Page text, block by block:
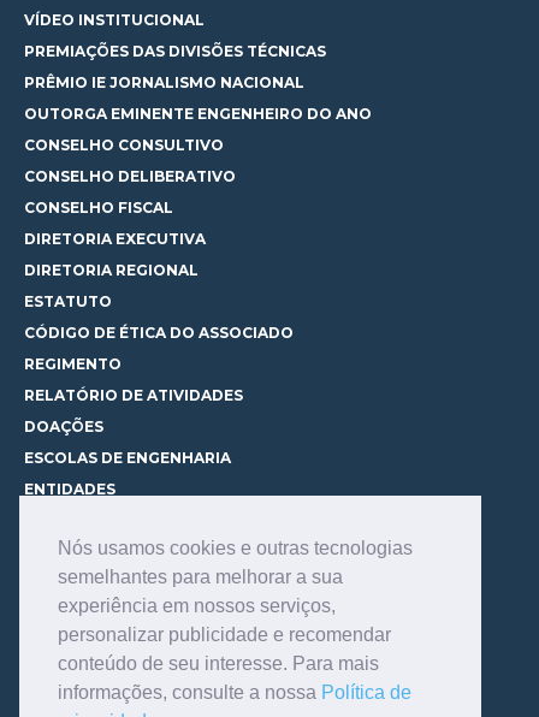
Nós usamos cookies e outras tecnologias
semelhantes para melhorar a sua
experiência em nossos serviços,
personalizar publicidade e recomendar
conteúdo de seu interesse. Para mais
informações, consulte a nossa Política de
VÍDEO INSTITUCIONAL
PREMIAÇÕES DAS DIVISÕES TÉCNICAS
PRÊMIO IE JORNALISMO NACIONAL
OUTORGA EMINENTE ENGENHEIRO DO ANO
CONSELHO CONSULTIVO
CONSELHO DELIBERATIVO
CONSELHO FISCAL
DIRETORIA EXECUTIVA
DIRETORIA REGIONAL
ESTATUTO
CÓDIGO DE ÉTICA DO ASSOCIADO
REGIMENTO
RELATÓRIO DE ATIVIDADES
DOAÇÕES
ESCOLAS DE ENGENHARIA
ENTIDADES
CURSOS
CONHEÇA OS CURSOS
CENTRAL DE MENTORIA
CONTATO